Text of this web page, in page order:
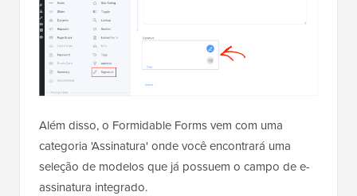
Além disso, o Formidable Forms vem com uma
categoria 'Assinatura' onde você encontrará uma
seleção de modelos que já possuem o campo de e-
assinatura integrado.